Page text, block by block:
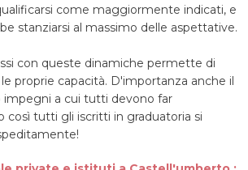
come maggiormente indicati, e
stanziarsi al massimo delle aspettative.
con queste dinamiche permette di
proprie capacità. D'importanza anche il
impegni a cui tutti devono far
così tutti gli iscritti in graduatoria si